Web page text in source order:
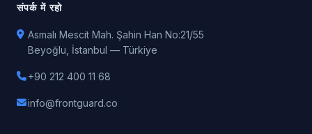
संपर्क में रहो
Asmalı Mescit Mah. Şahin Han No:21/55
Beyoğlu, İstanbul — Türkiye
+90 212 400 11 68
info@frontguard.co